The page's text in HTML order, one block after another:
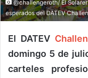
@challengeroth/ El
esperados del DATEV
El DATEV
domingo 5 de
carteles